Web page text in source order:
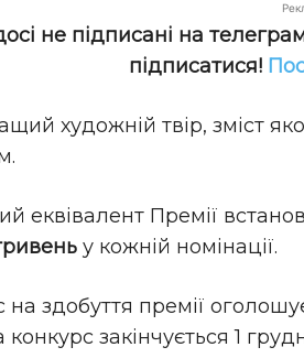
не підписані на
підписатися!
художній твір, зміст
еквівалент Премії
у кожній номінації.
на здобуття премії
конкурс закінчується 1